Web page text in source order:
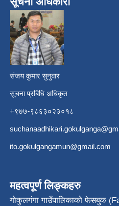
संजय कुमार सुनुवार
सूचना प्रबिधि अधिकृत
+९७७-९८६३०२३०१८
ito.gokulgangamun@gmail.com
महत्वपूर्ण लिङ्कहरु
गोकुलगंगा गाउँपालिकाको फेसबुक